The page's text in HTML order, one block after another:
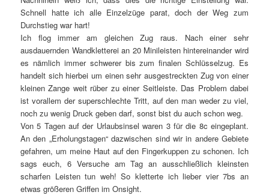
Schnell hatte ich alle Einzelzüge parat, doch der Weg zum
Durchstieg war hart!
Ich flog immer am gleichen Zug raus. Nach einer sehr
ausdauernden Wandkletterei an 20 Minileisten hintereinander wird
es nämlich immer schwerer bis zum finalen Schlüsselzug. Es
handelt sich hierbei um einen sehr ausgestreckten Zug von einer
kleinen Zange weit rüber zu einer Seitleiste. Das Problem dabei
ist vorallem der superschlechte Tritt, auf den man weder zu viel,
noch zu wenig Druck geben darf, sonst bist du auch schon weg.
Von 5 Tagen auf der Urlaubsinsel waren 3 für die 8c eingeplant.
An den „Erholungstagen“ dazwischen sind wir in andere Gebiete
gefahren, um meine Haut auf den Fingerkuppen zu schonen. Ich
sags euch, 6 Versuche am Tag an ausschließlich kleinsten
scharfen Leisten tun weh! So kletterte ich lieber vier 7bs an
etwas größeren Griffen im Onsight.